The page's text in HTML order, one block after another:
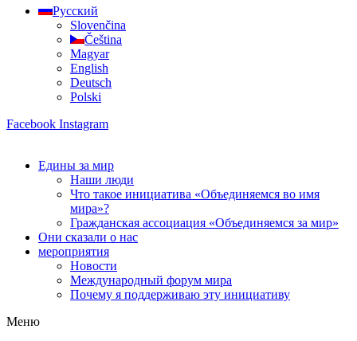
Русский
Slovenčina
Čeština
Magyar
English
Deutsch
Polski
Facebook Instagram
Едины за мир
Наши люди
Что такое инициатива «Объединяемся во имя
мира»?
Гражданская ассоциация «Объединяемся за мир»
Они сказали о нас
мероприятия
Новости
Международный форум мира
Почему я поддерживаю эту инициативу
Меню